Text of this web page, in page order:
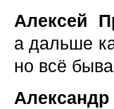
Алексей
а дальше
но всё
Александр